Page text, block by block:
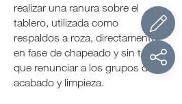
realizar una ranura sobre el
tablero, utilizada como
respaldos a roza, directamente
en fase de chapeado y sin tener
que renunciar a los grupos de
acabado y limpieza.